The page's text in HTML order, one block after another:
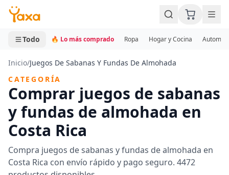
MINI CARRITO
0 productos
Todo 🔥 Lo más comprado Ropa Hogar y Cocina
Inicio/Juegos De Sabanas Y Fundas De Almohada
CATEGORÍA
Comprar juegos de sabanas
y fundas de almohada en
Costa Rica
Compra juegos de sabanas y fundas de almohada en
Costa Rica con envío rápido y pago seguro. 4472